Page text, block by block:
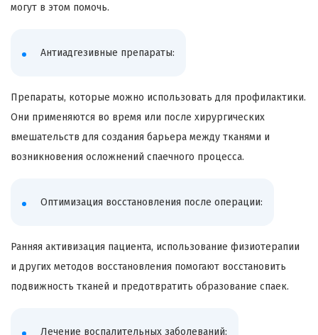
могут в этом помочь.
Антиадгезивные препараты:
Препараты, которые можно использовать для профилактики.
Они применяются во время или после хирургических
вмешательств для создания барьера между тканями и
возникновения осложнений спаечного процесса.
Оптимизация восстановления после операции:
Ранняя активизация пациента, использование физиотерапии
и других методов восстановления помогают восстановить
подвижность тканей и предотвратить образование спаек.
Лечение воспалительных заболеваний: